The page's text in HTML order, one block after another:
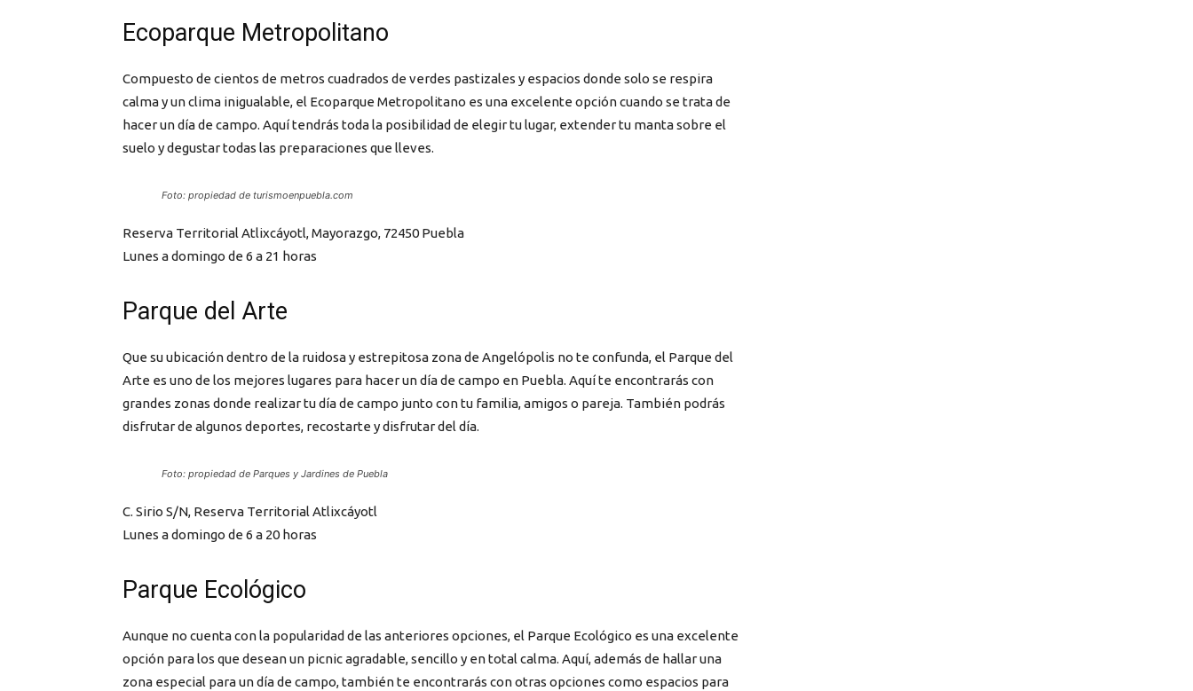
Ecoparque Metropolitano
Compuesto de cientos de metros cuadrados de verdes pastizales y espacios donde solo se respira
calma y un clima inigualable, el Ecoparque Metropolitano es una excelente opción cuando se trata de
hacer un día de campo. Aquí tendrás toda la posibilidad de elegir tu lugar, extender tu manta sobre el
suelo y degustar todas las preparaciones que lleves.
Foto: propiedad de turismoenpuebla.com
Reserva Territorial Atlixcáyotl, Mayorazgo, 72450 Puebla
Lunes a domingo de 6 a 21 horas
Parque del Arte
Que su ubicación dentro de la ruidosa y estrepitosa zona de Angelópolis no te confunda, el Parque del
Arte es uno de los mejores lugares para hacer un día de campo en Puebla. Aquí te encontrarás con
grandes zonas donde realizar tu día de campo junto con tu familia, amigos o pareja. También podrás
disfrutar de algunos deportes, recostarte y disfrutar del día.
Foto: propiedad de Parques y Jardines de Puebla
C. Sirio S/N, Reserva Territorial Atlixcáyotl
Lunes a domingo de 6 a 20 horas
Parque Ecológico
Aunque no cuenta con la popularidad de las anteriores opciones, el Parque Ecológico es una excelente
opción para los que desean un picnic agradable, sencillo y en total calma. Aquí, además de hallar una
zona especial para un día de campo, también te encontrarás con otras opciones como espacios para